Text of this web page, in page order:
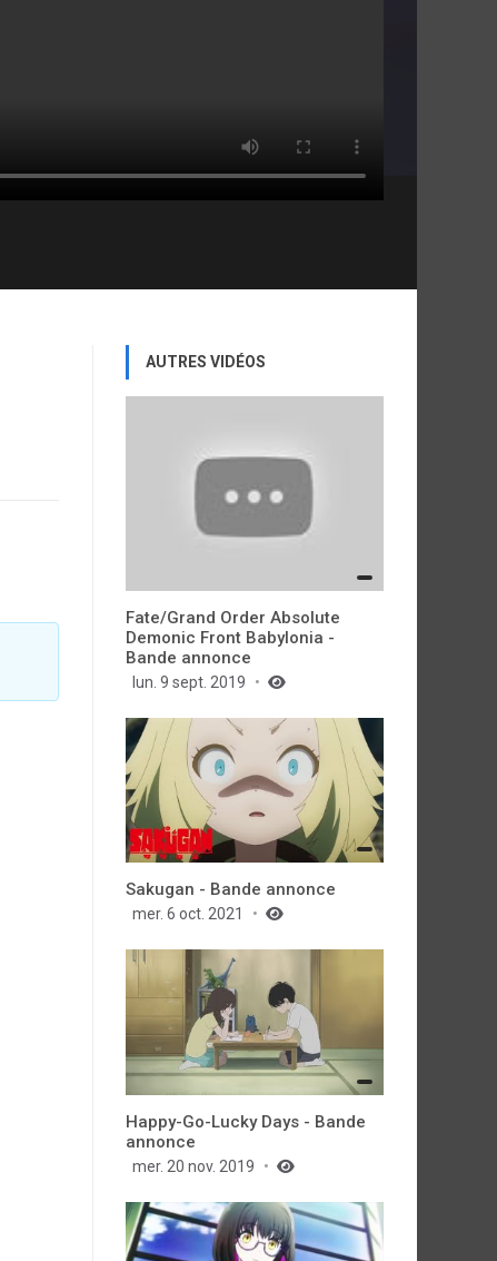
AUTRES VIDÉOS
Fate/Grand Order Absolute
Demonic Front Babylonia -
Bande annonce
lun. 9 sept. 2019
Sakugan - Bande annonce
mer. 6 oct. 2021
Happy-Go-Lucky Days - Bande
annonce
mer. 20 nov. 2019